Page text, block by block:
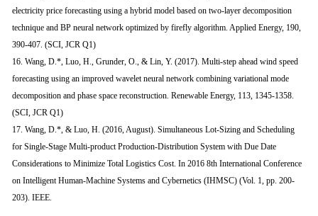
electricity price forecasting using a hybrid model based on two-layer decomposition
technique and BP neural network optimized by firefly algorithm. Applied Energy, 190,
390-407. (SCI, JCR Q1)
16. Wang, D.*, Luo, H., Grunder, O., & Lin, Y. (2017). Multi-step ahead wind speed
forecasting using an improved wavelet neural network combining variational mode
decomposition and phase space reconstruction. Renewable Energy, 113, 1345-1358.
(SCI, JCR Q1)
17. Wang, D.*, & Luo, H. (2016, August). Simultaneous Lot-Sizing and Scheduling
for Single-Stage Multi-product Production-Distribution System with Due Date
Considerations to Minimize Total Logistics Cost. In 2016 8th International Conference
on Intelligent Human-Machine Systems and Cybernetics (IHMSC) (Vol. 1, pp. 200-
203). IEEE.